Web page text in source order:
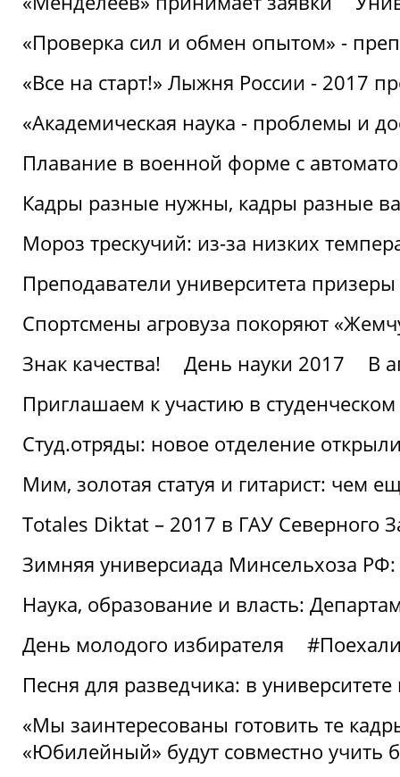
«Проверка сил и обмен опытом» -
«Все на старт!» Лыжня России - 2017
«Академическая наука - проблемы и
Плавание в военной форме с
Кадры разные нужны, кадры разные
Мороз трескучий: из-за низких
Преподаватели университета
Спортсмены агровуза покоряют
Знак качества!
День науки 2017
В
Приглашаем к участию в
Студ.отряды: новое отделение
Мим, золотая статуя и гитарист: чем
Totales Diktat – 2017 в ГАУ Северного
Зимняя универсиада Минсельхоза
Наука, образование и власть:
День молодого избирателя
Песня для разведчика: в
«Мы заинтересованы готовить те
«Юбилейный» будут совместно учить